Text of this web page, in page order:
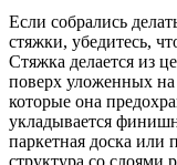
Если собрались
стяжки, убедитесь,
Стяжка делается из
поверх уложенных
которые она
укладывается
паркетная доска или
структура со слоями